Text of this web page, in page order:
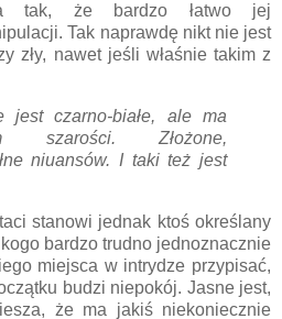
tak, że bardzo łatwo jej
Tak naprawdę nikt nie jest
zły, nawet jeśli właśnie takim z
jest czarno-białe, ale ma
szarości. Złożone,
niuansów. I taki też jest
stanowi jednak ktoś określany
bardzo trudno jednoznacznie
miejsca w intrydze przypisać,
budzi niepokój. Jasne jest,
że ma jakiś niekoniecznie